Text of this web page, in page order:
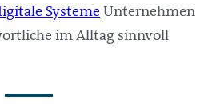
SystemeUnternehmen
im Alltag sinnvoll